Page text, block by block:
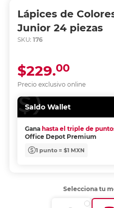
Lápices de
Junior 24 piezas
SKU: 176
Precio exclusivo online
$229.00
Saldo Wallet
Gana hasta el triple de
Office Depot Premium
1 punto = $1 MXN
Selecciona tu